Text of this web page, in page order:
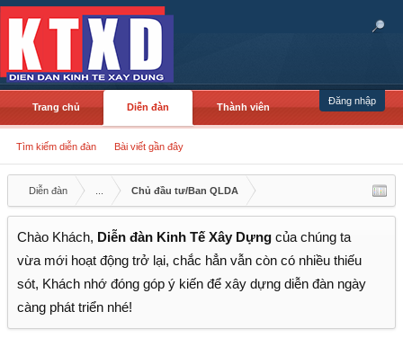
Đăng nhập
Trang chủ Diễn đàn
Tìm kiếm diễn đàn Bài viết gần đây
Thành viên
Diễn đàn Chủ đầu tư/Ban QLDA
Chào Khách, Diễn đàn Kinh Tế Xây Dựng của chúng ta
vừa mới hoạt động trở lại, chắc hẳn vẫn còn có nhiều thiếu
sót, Khách nhớ đóng góp ý kiến để xây dựng diễn đàn ngày
càng phát triển nhé!